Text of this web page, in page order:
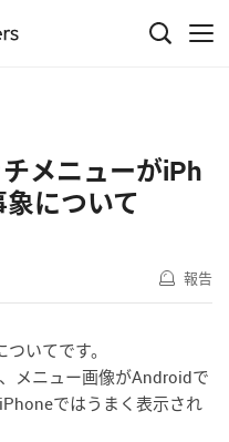
メニューがiPh
について
報告
いてです。
メニュー画像がAndroidで
ではうまく表示され